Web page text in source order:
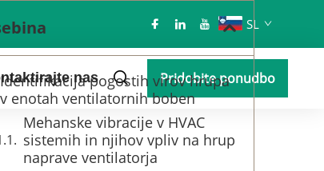
SL
nas Pridobite ponudbo
Identifikacija pogostih virov hrupa
v enotah ventilatornih boben
Mehanske vibracije v HVAC
sistemih in njihov vpliv na hrup
naprave ventilatorja